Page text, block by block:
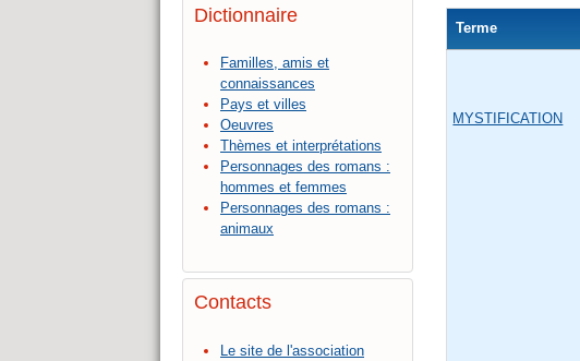
Dictionnaire
Familles, amis et
connaissances
Pays et villes
Oeuvres
Thèmes et interprétations
Personnages des romans :
hommes et femmes
Personnages des romans :
animaux
Contacts
Le site de l'association
Terme
MYSTIFICATION